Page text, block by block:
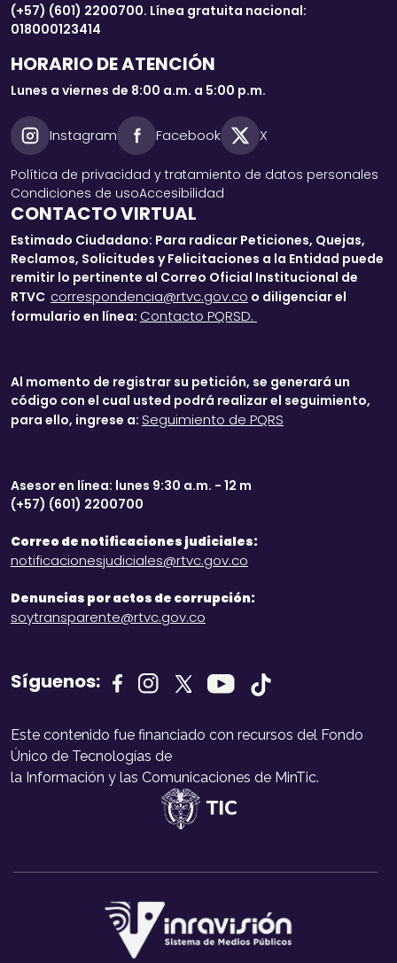
(+57) (601) 2200700. Línea gratuita nacional:
018000123414
HORARIO DE ATENCIÓN
Lunes a viernes de 8:00 a.m. a 5:00 p.m.
Instagram Facebook X
Política de privacidad y tratamiento de datos personales
Condiciones de usoAccesibilidad
CONTACTO VIRTUAL
Estimado Ciudadano: Para radicar Peticiones, Quejas,
Reclamos, Solicitudes y Felicitaciones a la Entidad puede
remitir lo pertinente al Correo Oficial Institucional de
RTVC correspondencia@rtvc.gov.co o diligenciar el
formulario en línea: Contacto PQRSD.
Al momento de registrar su petición, se generará un
código con el cual usted podrá realizar el seguimiento,
para ello, ingrese a: Seguimiento de PQRS
Asesor en línea: lunes 9:30 a.m. - 12 m
(+57) (601) 2200700
Correo de notificaciones judiciales:
notificacionesjudiciales@rtvc.gov.co
Denuncias por actos de corrupción:
soytransparente@rtvc.gov.co
Síguenos:
Este contenido fue financiado con recursos del Fondo
Único de Tecnologías de
la Información y las Comunicaciones de MinTic.